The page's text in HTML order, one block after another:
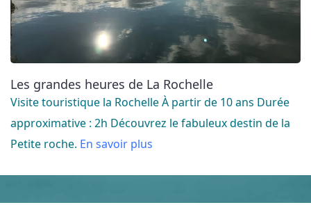
Les grandes heures de La Rochelle
Visite touristique la Rochelle À partir de 10 ans Durée
approximative : 2h Découvrez le fabuleux destin de la
Petite roche. En savoir plus